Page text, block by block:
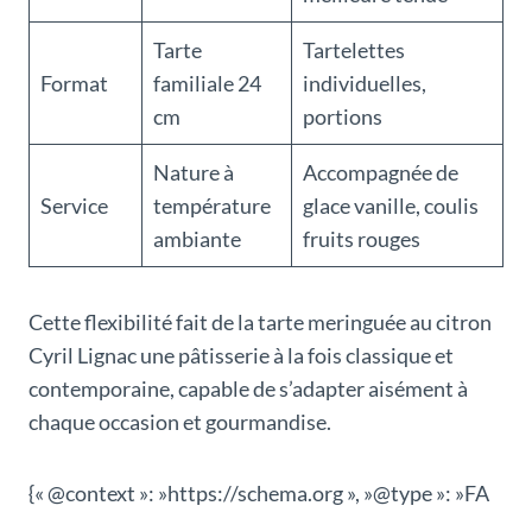
Format
Tarte
familiale 24
cm
Tartelettes
individuelles,
portions
Service
Nature à
température
ambiante
Accompagnée de
glace vanille, coulis
fruits rouges
Cette flexibilité fait de la tarte meringuée au citron
Cyril Lignac une pâtisserie à la fois classique et
contemporaine, capable de s’adapter aisément à
chaque occasion et gourmandise.
{« @context »: »https://schema.org », »@type »: »FA